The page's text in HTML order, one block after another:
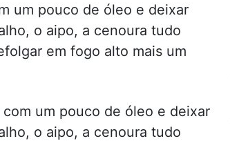
um pouco de óleo e deixar
o aipo, a cenoura tudo
em fogo alto mais um
um pouco de óleo e deixar
o aipo, a cenoura tudo